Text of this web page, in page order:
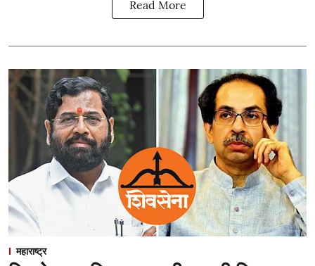
Read More
महाराष्ट्र